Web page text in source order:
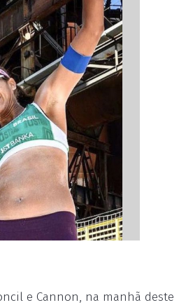
e Cannon, na manhã deste